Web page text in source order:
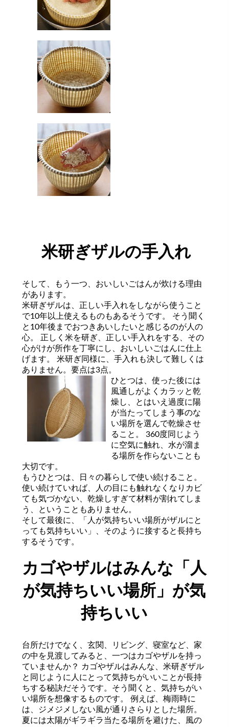
米研ぎザルの手入れ
そして、もう一つ、おいしいごはんが炊ける理由
があります。
米研ぎザルは、正しい手入れをしながら使うこと
で10年以上使えるものもあるそうです。 そう聞く
と10年後までおつきあいしたいと感じるのが人の
心。 正しく米を研ぎ、正しい手入れをする、その
心がけが所作を丁寧にし、おいしいごはんに仕上
げます。 米研ぎ同様に、手入れも決して難しくは
ありません。要点は3点。
ひとつは、使った後には
風通しがよくカラッと乾
燥し、とはいえ過度に陽
が当たってしまう事のな
い場所を選んで乾燥させ
ること。 360度同じよう
に空気に触れ、水が溜ま
る場所を作らないことも
大切です。
もうひとつは、日々の暮らしで使い続けること。
使い続けていれば、人の目にも触れなくなりカビ
ても気づかない、乾燥しすぎて材料が割れてしま
う、ということもありません。
そして最後に、「人が気持ちいい場所がザルにと
っても気持ちいい」、そのように接すると長持ち
するそうです。
カゴやザルはみんな「人
が気持ちいい場所」が気
持ちいい
台所だけでなく、玄関、リビング、寝室など、家
の中を見渡してみると、一つはカゴやザルを持っ
ていませんか？ カゴやザルはみんな、米研ぎザル
と同じように人にとって気持ちがいいことが長持
ちする秘訣だそうです。そう聞くと、気持ちがい
い場所を想像するものです。 例えば、梅雨時に
は、ジメジメしない風が通りさらりとした場所。
夏には太陽がギラギラ当たる場所を避けた、風の